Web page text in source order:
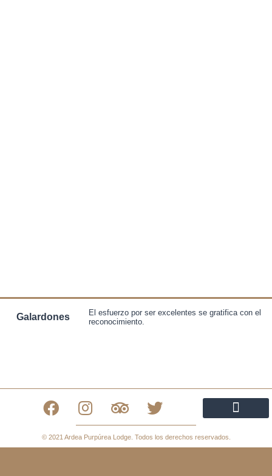
Galardones
El esfuerzo por ser excelentes se gratifica con el
reconocimiento.
© 2021 Ardea Purpúrea Lodge. Todos los derechos reservados.